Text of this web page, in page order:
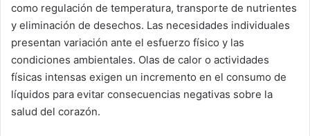
como regulación de temperatura, transporte de nutrientes
y eliminación de desechos. Las necesidades individuales
presentan variación ante el esfuerzo físico y las
condiciones ambientales. Olas de calor o actividades
físicas intensas exigen un incremento en el consumo de
líquidos para evitar consecuencias negativas sobre la
salud del corazón.